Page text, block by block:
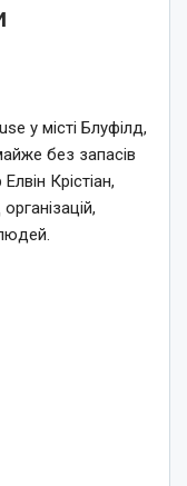
у місті Блуфілд,
без запасів
Крістіан,